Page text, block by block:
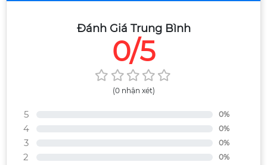
Đánh Giá Trung Bình
0/5
(0 nhận xét)
5 0%
4 0%
3 0%
2 0%